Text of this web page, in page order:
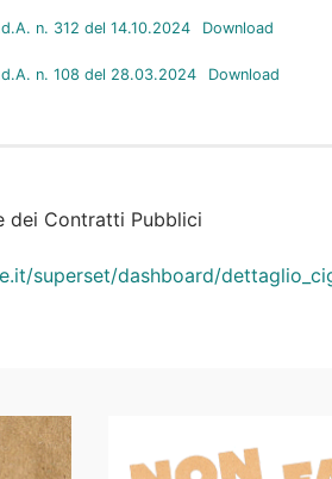
n. 312 del 14.10.2024 Download
n. 108 del 28.03.2024 Download
dei Contratti Pubblici
superset/dashboard/